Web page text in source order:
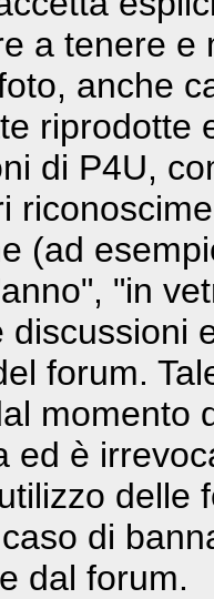
a tenere e
anche
riprodotte
di P4U,
(ad
"in
discussioni
forum.
momento
ed è
delle
di
dal forum.